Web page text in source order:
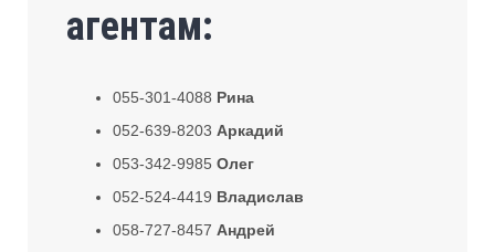
агентам:
055-301-4088 Рина
052-639-8203 Аркадий
053-342-9985Олег
052-524-4419 Владислав
058-727-8457 Андрей